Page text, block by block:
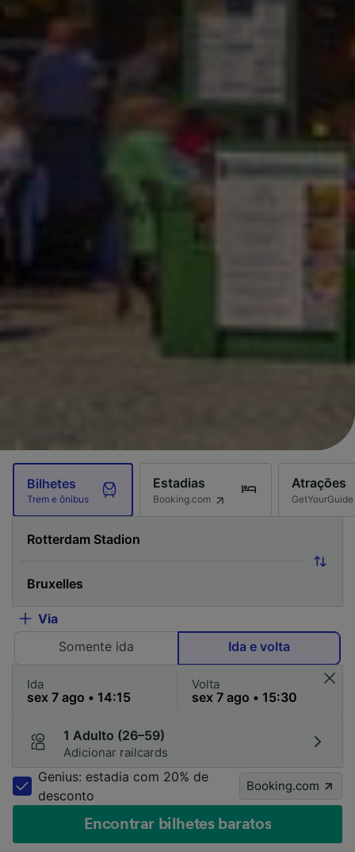
Bilhetes
Trem e ônibus
Estadias
Booking.com
Atrações
GetYourGuide
Via
Somente ida
Ida e volta
Ida Volta
1 Adulto (26–59)
Adicionar railcards
Genius: estadia com 20% de
desconto
Booking.com
Encontrar bilhetes baratos